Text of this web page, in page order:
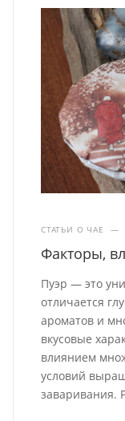
СТАТЬИ О ЧАЕ —
Факторы,
Пуэр — это
отличается
ароматов и
вкусовые
влиянием
условий
заваривания.